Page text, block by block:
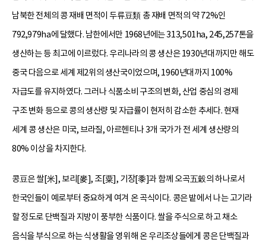
남북한 전체의 콩 재배 면적이 두류豆類 총 재배 면적의 약 72%인
792,979ha에 달했다. 남한에서만 1968년에는 313,501ha, 245,257톤을
생산하는 등 최고에 이르렀다. 우리나라의 콩 생산은 1930년대까지만 해도
중국 다음으로 세계 제2위의 생산국이었으며, 1960년대까지 100%
자급도를 유지하였다. 그러나 식품소비 구조의 변화, 산업 중심의 경제
구조 변화 등으로 콩의 생산량 및 자급률이 현저히 감소한 추세다. 현재
세계 콩 생산은 미국, 브라질, 아르헨티나 3개 국가가 전 세계 생산량의
80% 이상을 차지한다.
콩豆은 쌀[米], 보리[麥], 조[粟], 기장[黍]과 함께 오곡五穀의 하나로서
한국인들이 예로부터 중요하게 여겨 온 곡식이다. 콩은 밭에서 나는 고기라
할 정도로 단백질과 지방이 풍부한 식품이다. 쌀을 주식으로 하고 채소
음식을 부식으로 하는 식생활을 영위해 온 우리조상들에게 콩은 단백질과